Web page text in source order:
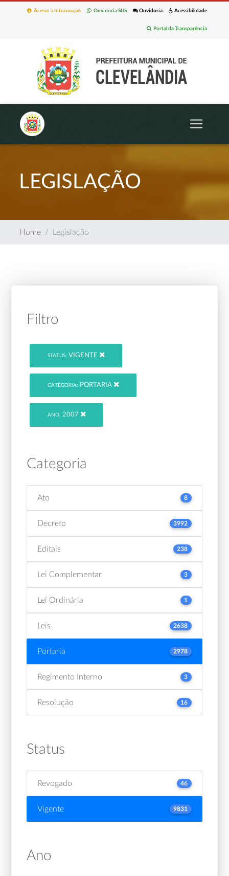
Acessibilidade
Ouvidoria
Ouvidoria SUS
Acesso à Informação
Portal da Transparência
LEGISLAÇÃO
Home Legislação
Filtro
STATUS: VIGENTE
CATEGORIA: PORTARIA
ANO: 2007
Categoria
Ato 8
Decreto 3992
Editais 238
Lei Complementar 3
Lei Ordinária 1
Leis 2638
Portaria 2978
Regimento Interno 3
Resolução 16
Status
Revogado 46
Vigente 9831
Ano